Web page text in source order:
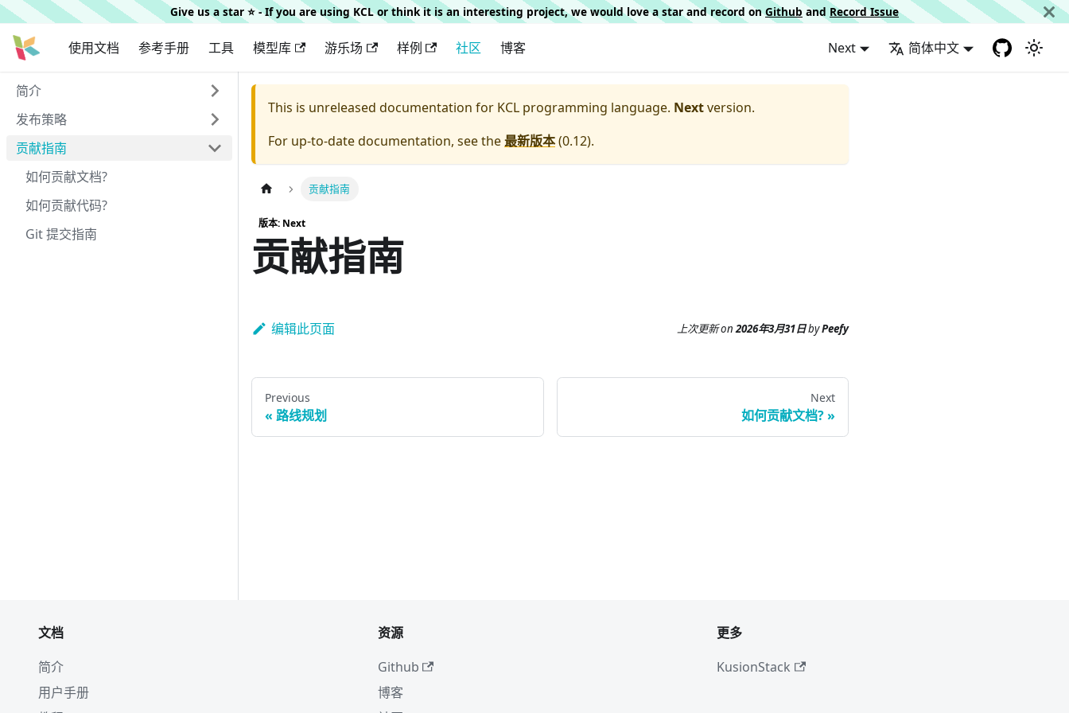
Give us a star ⭐️ - If you are using KCL or think it is an interesting project, we would love a star and record onGithub and Record Issue
使用文档 参考手册 工具 模型库 游乐场 样例 社区 博客 Next 简体中文
简介
发布策略
贡献指南
如何贡献文档?
如何贡献代码?
Git 提交指南
This is unreleased documentation for KCL programming language. Nextversion.
For up-to-date documentation, see the最新版本(0.12).
贡献指南
版本: Next
贡献指南
编辑此页面 上次更新on2026年3月31日byPeefy
Previous
路线规划
Next
如何贡献文档?
文档
简介
用户手册
资源
Github
博客
更多
KusionStack